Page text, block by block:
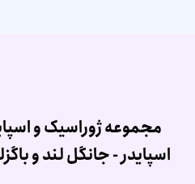
مجموعه ژوراسیک و
اسپایدر - جانگل لند و